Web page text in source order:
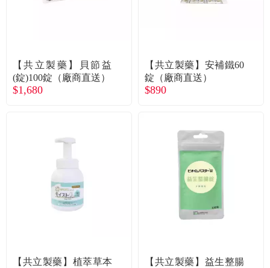
常見問題
【共立製藥】貝節益
(錠)100錠（廠商直送）
$1,680
【共立製藥】安補鐵60
錠（廠商直送）
$890
【共立製藥】植萃草本
【共立製藥】益生整腸